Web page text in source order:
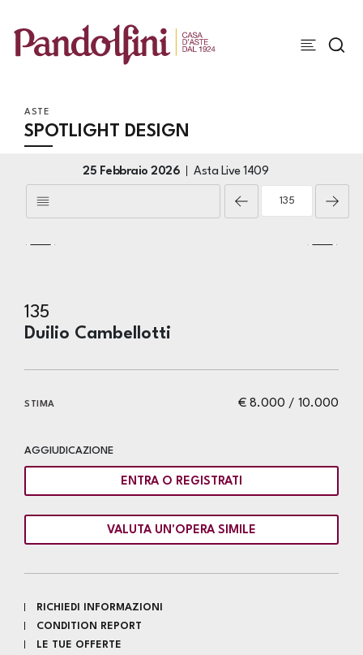
ASTE
SPOTLIGHT DESIGN
25 Febbraio 2026 Asta Live 1409
135
Duilio Cambellotti
€ 8.000 / 10.000
STIMA
AGGIUDICAZIONE
ENTRA O REGISTRATI
VALUTA UN'OPERA SIMILE
RICHIEDI INFORMAZIONI
CONDITION REPORT
LE TUE OFFERTE